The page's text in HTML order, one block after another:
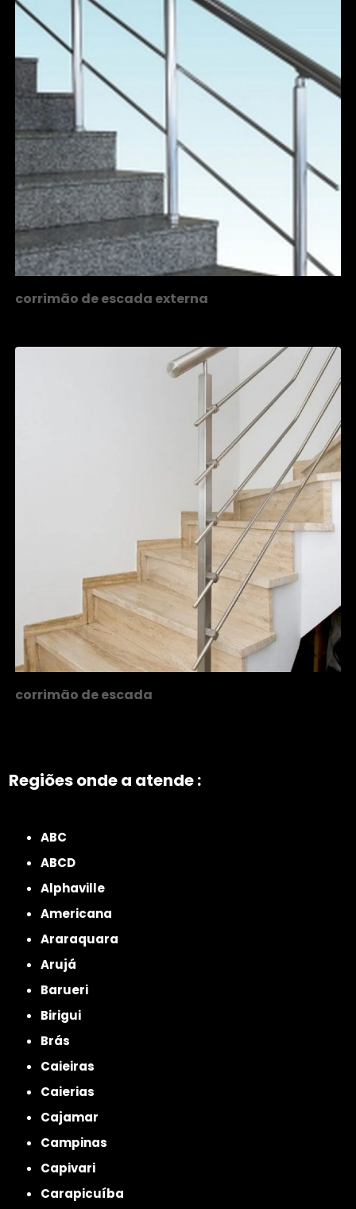
corrimão de escada externa
corrimão de escada
Regiões onde a atende :
ABC
ABCD
Alphaville
Americana
Araraquara
Arujá
Barueri
Birigui
Brás
Caieiras
Caierias
Cajamar
Campinas
Capivari
Carapicuíba